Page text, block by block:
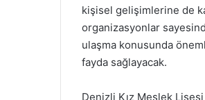
kişisel gelişimlerine de
organizasyonlar
ulaşma konusunda
fayda sağlayacak.
Denizli Kız Meslek